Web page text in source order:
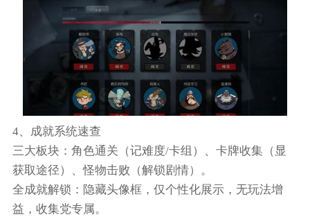
4、成就系统速查
三大板块：角色通关（记难度/卡组）、卡牌收集（显
获取途径）、怪物击败（解锁剧情）。
全成就解锁：隐藏头像框，仅个性化展示，无玩法增
益，收集党专属。